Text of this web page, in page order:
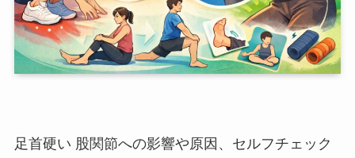
足首硬い 股関節への影響や原因、セルフチェック